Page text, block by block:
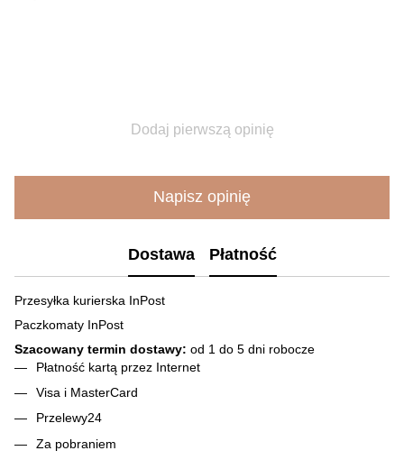
Dodaj pierwszą opinię
Napisz opinię
Dostawa Płatność
Przesyłka kurierska InPost
Paczkomaty InPost
Szacowany termin dostawy: od 1 do 5 dni robocze
Płatność kartą przez Internet
Visa і MasterCard
Przelewy24
Za pobraniem